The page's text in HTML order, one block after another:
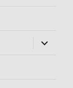
öffnen